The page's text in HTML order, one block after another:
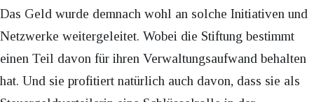
Das Geld wurde demnach wohl an solche Initiativen und
Netzwerke weitergeleitet. Wobei die Stiftung bestimmt
einen Teil davon für ihren Verwaltungsaufwand behalten
hat. Und sie profitiert natürlich auch davon, dass sie als